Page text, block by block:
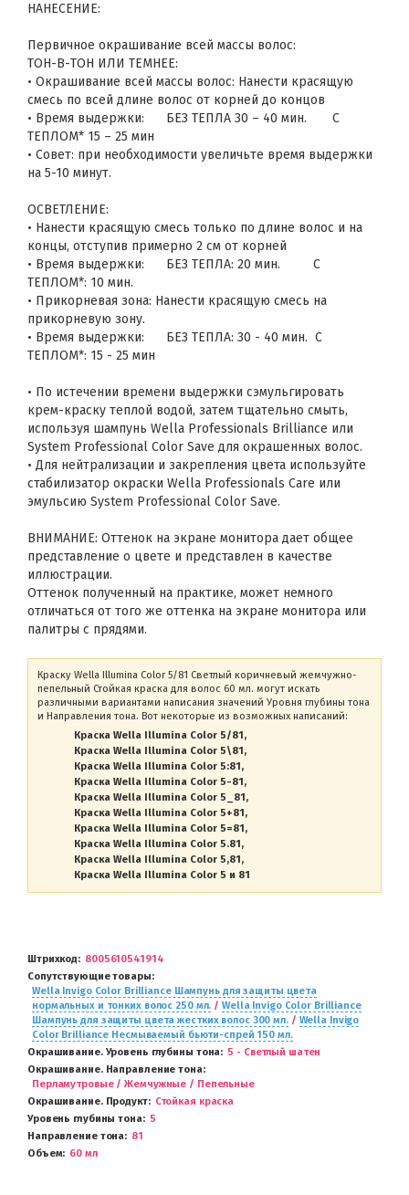
НАНЕСЕНИЕ:
Первичное окрашивание всей массы волос:
ТОН-В-ТОН ИЛИ ТЕМНЕЕ:
• Окрашивание всей массы волос: Нанести красящую
смесь по всей длине волос от корней до концов
• Время выдержки: БЕЗ ТЕПЛА 30 – 40 мин. С
ТЕПЛОМ* 15 – 25 мин
• Совет: при необходимости увеличьте время выдержки
на 5-10 минут.
ОСВЕТЛЕНИЕ:
• Нанести красящую смесь только по длине волос и на
концы, отступив примерно 2 см от корней
• Время выдержки: БЕЗ ТЕПЛА: 20 мин. С
ТЕПЛОМ*: 10 мин.
• Прикорневая зона: Нанести красящую смесь на
прикорневую зону.
• Время выдержки: БЕЗ ТЕПЛА: 30 - 40 мин. С
ТЕПЛОМ*: 15 - 25 мин
• По истечении времени выдержки сэмульгировать
крем-краску теплой водой, затем тщательно смыть,
используя шампунь Wella Professionals Brilliance или
System Professional Color Save для окрашенных волос.
• Для нейтрализации и закрепления цвета используйте
стабилизатор окраски Wella Professionals Care или
эмульсию System Professional Color Save.
ВНИМАНИЕ: Оттенок на экране монитора дает общее
представление о цвете и представлен в качестве
иллюстрации.
Оттенок полученный на практике, может немного
отличаться от того же оттенка на экране монитора или
палитры с прядями.
Краску Wella Illumina Color 5/81 Светлый коричневый жемчужно-
пепельный Стойкая краска для волос 60 мл. могут искать
различными вариантами написания значений Уровня глубины тона
и Направления тона. Вот некоторые из возможных написаний:
Краска Wella Illumina Color 5/81
Краска Wella Illumina Color 5\81
Краска Wella Illumina Color 5:81
Краска Wella Illumina Color 5-81
Краска Wella Illumina Color 5_81
Краска Wella Illumina Color 5+81
Краска Wella Illumina Color 5=81
Краска Wella Illumina Color 5.81
Краска Wella Illumina Color 5,81
Краска Wella Illumina Color 5 и 81
Штрихкод
8005610541914
Сопутствующие товары
Wella Invigo Color Brilliance Шампунь для защиты цвета
нормальных и тонких волос 250 мл. / Wella Invigo Color Brilliance
Шампунь для защиты цвета жестких волос 300 мл./ Wella Invigo
Color Brilliance Несмываемый бьюти-спрей 150 мл.
Окрашивание. Уровень глубины тона
5 - Светлый шатен
Окрашивание. Направление тона
Перламутровые / Жемчужные / Пепельные
Окрашивание. Продукт
Стойкая краска
Уровень глубины тона
5
Направление тона
81
Объем
60 мл